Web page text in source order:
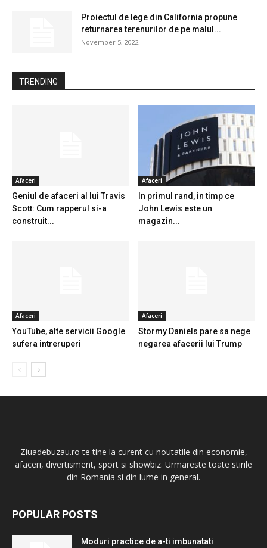
Proiectul de lege din California propune
returnarea terenurilor de pe malul...
November 5, 2022
TRENDING
Afaceri
Geniul de afaceri al lui Travis
Scott: Cum rapperul si-a
construit...
Afaceri
In primul rand, in timp ce
John Lewis este un
magazin...
Afaceri
YouTube, alte servicii Google
sufera intreruperi
Afaceri
Stormy Daniels pare sa nege
negarea afacerii lui Trump
Ziuadebuzau.ro te tine la curent cu noutatile din economie,
afaceri, divertisment, sport si showbiz. Urmareste toate stirile
din Romania si din lume in general.
POPULAR POSTS
Moduri practice de a-ti imbunatati